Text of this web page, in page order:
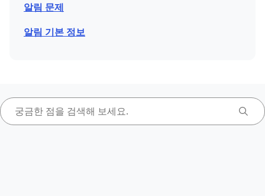
알림 문제
알림 기본 정보